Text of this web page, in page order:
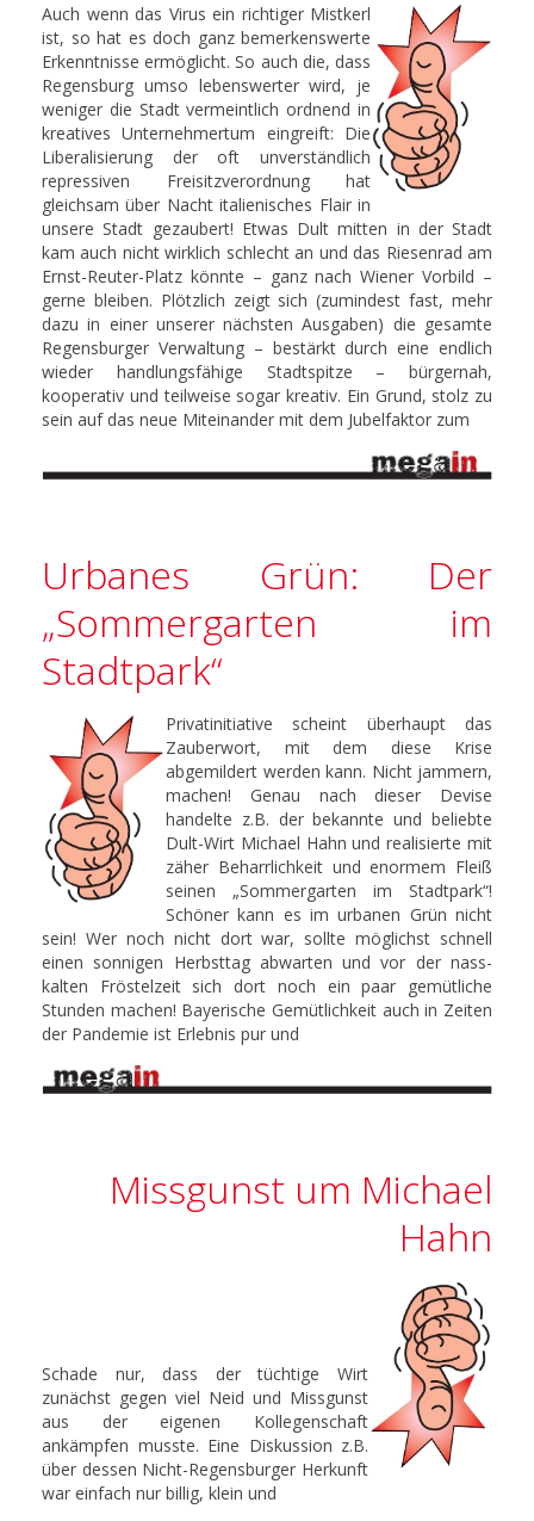
Auch wenn das Virus ein richtiger Mistkerl
ist, so hat es doch ganz bemerkenswerte
Erkenntnisse ermöglicht. So auch die, dass
Regensburg umso lebenswerter wird, je
weniger die Stadt vermeintlich ordnend in
kreatives Unternehmertum eingreift: Die
Liberalisierung der oft unverständlich
repressiven Freisitzverordnung hat
gleichsam über Nacht italienisches Flair in
unsere Stadt gezaubert! Etwas Dult mitten in der Stadt
kam auch nicht wirklich schlecht an und das Riesenrad am
Ernst-Reuter-Platz könnte – ganz nach Wiener Vorbild –
gerne bleiben. Plötzlich zeigt sich (zumindest fast, mehr
dazu in einer unserer nächsten Ausgaben) die gesamte
Regensburger Verwaltung – bestärkt durch eine endlich
wieder handlungsfähige Stadtspitze – bürgernah,
kooperativ und teilweise sogar kreativ. Ein Grund, stolz zu
sein auf das neue Miteinander mit dem Jubelfaktor zum
Urbanes Grün: Der
„Sommergarten im
Stadtpark“
Privatinitiative scheint überhaupt das
Zauberwort, mit dem diese Krise
abgemildert werden kann. Nicht jammern,
machen! Genau nach dieser Devise
handelte z.B. der bekannte und beliebte
Dult-Wirt Michael Hahn und realisierte mit
zäher Beharrlichkeit und enormem Fleiß
seinen „Sommergarten im Stadtpark“!
Schöner kann es im urbanen Grün nicht
sein! Wer noch nicht dort war, sollte möglichst schnell
einen sonnigen Herbsttag abwarten und vor der nass-
kalten Fröstelzeit sich dort noch ein paar gemütliche
Stunden machen! Bayerische Gemütlichkeit auch in Zeiten
der Pandemie ist Erlebnis pur und
Missgunst um Michael
Hahn
Schade nur, dass der tüchtige Wirt
zunächst gegen viel Neid und Missgunst
aus der eigenen Kollegenschaft
ankämpfen musste. Eine Diskussion z.B.
über dessen Nicht-Regensburger Herkunft
war einfach nur billig, klein und